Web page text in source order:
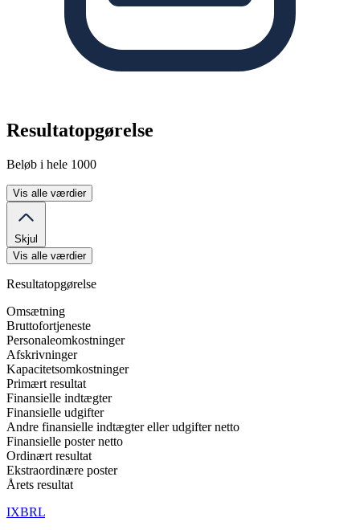
Resultatopgørelse
Beløb i hele 1000
Vis alle værdier
Skjul
Vis alle værdier
Resultatopgørelse
Omsætning
Bruttofortjeneste
Personaleomkostninger
Afskrivninger
Kapacitetsomkostninger
Primært resultat
Finansielle indtægter
Finansielle udgifter
Andre finansielle indtægter eller udgifter netto
Finansielle poster netto
Ordinært resultat
Ekstraordinære poster
Årets resultat
IXBRL